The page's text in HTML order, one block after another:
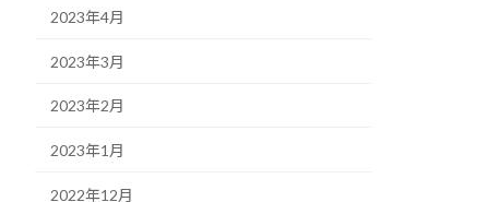
2023年4月
2023年3月
2023年2月
2023年1月
2022年12月